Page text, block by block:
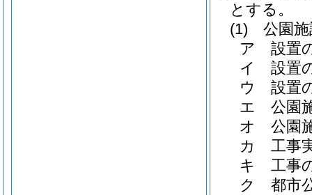
とする。
(1)
公園
ア
設置
イ
設置
ウ
設置
エ
公園
オ
公園
カ
工事
キ
工事
ク
都市